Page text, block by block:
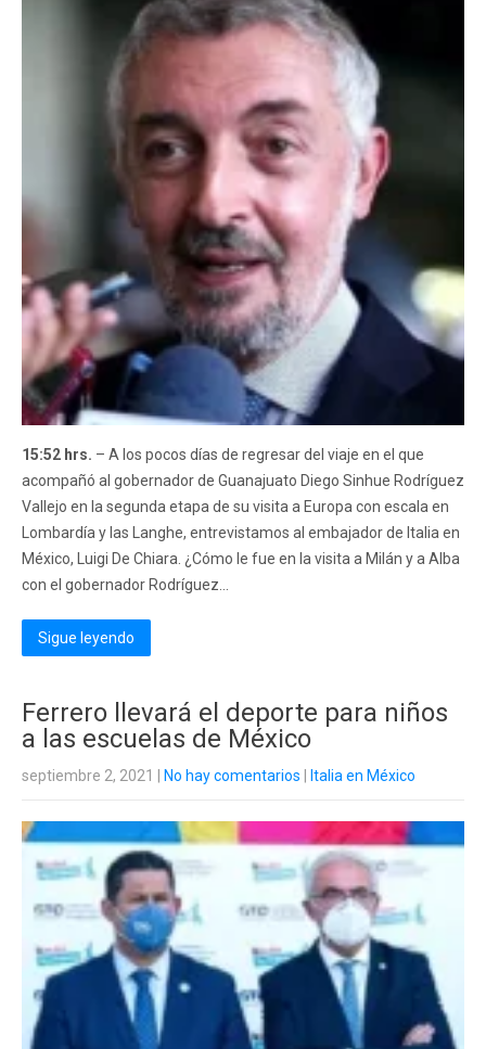
15:52 hrs. – A los pocos días de regresar del viaje en el que
acompañó al gobernador de Guanajuato Diego Sinhue Rodríguez
Vallejo en la segunda etapa de su visita a Europa con escala en
Lombardía y las Langhe, entrevistamos al embajador de Italia en
México, Luigi De Chiara. ¿Cómo le fue en la visita a Milán y a Alba
con el gobernador Rodríguez...
Sigue leyendo
Ferrero llevará el deporte para niños
a las escuelas de México
septiembre 2, 2021 No hay comentarios Italia en México